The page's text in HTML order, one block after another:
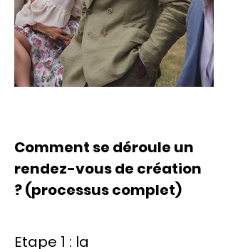
Comment se déroule un
rendez-vous de création
? (processus complet)
Etape 1 : la